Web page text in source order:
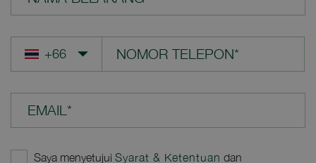
EMAIL*
Saya menyetujui Syarat & Ketentuan dan